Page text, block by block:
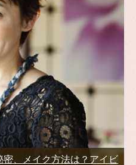
、メイク方法は？アイビ